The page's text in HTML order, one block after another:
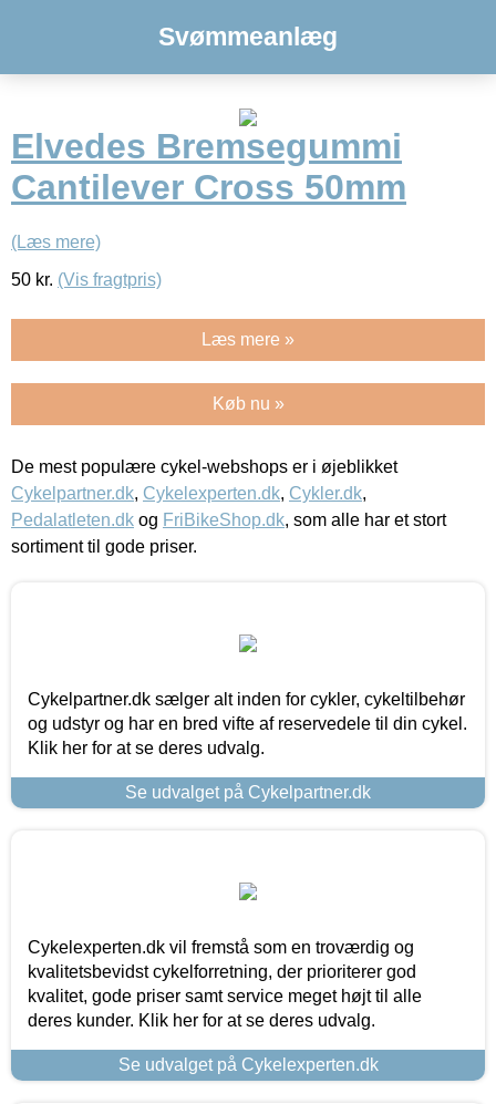
Svømmeanlæg
Elvedes Bremsegummi
Cantilever Cross 50mm
(Læs mere)
50 kr. (Vis fragtpris)
Læs mere »
Køb nu »
De mest populære cykel-webshops er i øjeblikket
Cykelpartner.dk, Cykelexperten.dk, Cykler.dk,
Pedalatleten.dk og FriBikeShop.dk, som alle har et stort
sortiment til gode priser.
Cykelpartner.dk sælger alt inden for cykler, cykeltilbehør
og udstyr og har en bred vifte af reservedele til din cykel.
Klik her for at se deres udvalg.
Se udvalget på Cykelpartner.dk
Cykelexperten.dk vil fremstå som en troværdig og
kvalitetsbevidst cykelforretning, der prioriterer god
kvalitet, gode priser samt service meget højt til alle
deres kunder. Klik her for at se deres udvalg.
Se udvalget på Cykelexperten.dk